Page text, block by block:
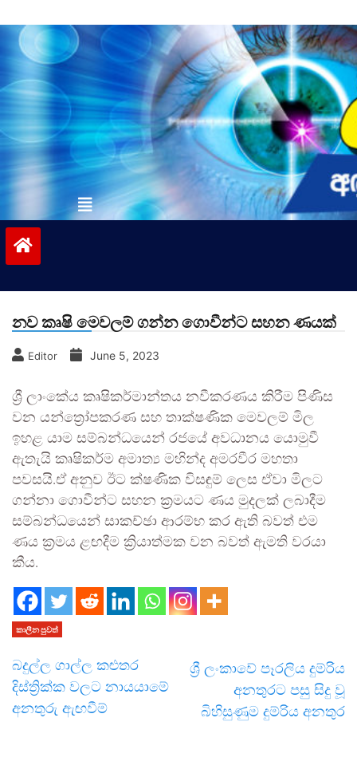
to
contentvinivida.lk
නව කෘෂි මෙවලම් ගන්න ගොවීන්ට සහන ණයක්
Editor June 5, 2023
ශ්‍රී ලාංකේය කෘෂිකර්මාන්තය නවීකරණය කිරීම පිණිස
වන යන්ත්‍රෝපකරණ සහ තාක්ෂණික මෙවලම් මිල
ඉහළ යාම සම්බන්ධයෙන් රජයේ අවධානය යොමුවී
ඇතැයි කෘෂිකර්ම අමාත්‍ය මහින්ද අමරවීර මහතා
පවසයි.ඒ අනුව ඊට ක්ෂණික විසඳුම් ලෙස ඒවා මිලට
ගන්නා ගොවීන්ට සහන ක්‍රමයට ණය මුදලක් ලබාදීම
සම්බන්ධයෙන් සාකච්ඡා ආරම්භ කර ඇති බවත් එම
ණය ක්‍රමය ළඟදීම ක්‍රියාත්මක වන බවත් ඇමති වරයා
කීය.
කාලීන පුවත්
බදුල්ල ගාල්ල කළුතර
දිස්ත්‍රික්ක වලට නායයාමේ
අනතුරු ඇඟවීම්
ශ්‍රී ලංකාවේ පෑරලිය දුම්රිය
අනතුරට පසු සිදු වූ
බිහිසුණුම දුම්රිය අනතුර